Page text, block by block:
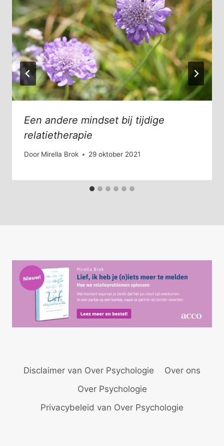
Een andere mindset bij tijdige
relatietherapie
Door Mirella Brok 29 oktober 2021
Disclaimer van Over Psychologie
Over ons
Over Psychologie
Privacybeleid van Over Psychologie